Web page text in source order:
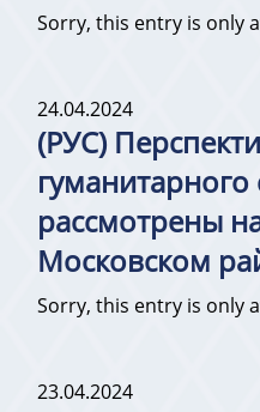
Sorry, this entry is only
24.04.2024
(РУС)
гуманитарного
рассмотрены
Московском
Sorry, this entry is only
23.04.2024